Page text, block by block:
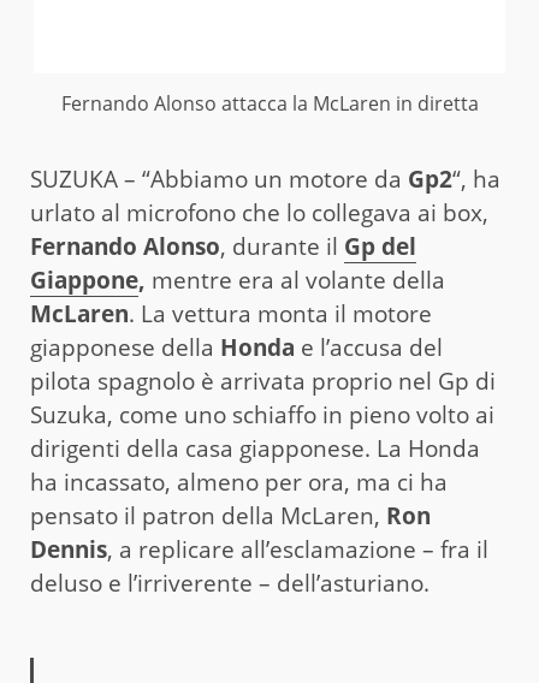
Fernando Alonso attacca la McLaren in diretta
SUZUKA – “Abbiamo un motore da Gp2“, ha
urlato al microfono che lo collegava ai box,
Fernando Alonso, durante il Gp del
Giappone, mentre era al volante della
McLaren. La vettura monta il motore
giapponese della Honda e l’accusa del
pilota spagnolo è arrivata proprio nel Gp di
Suzuka, come uno schiaffo in pieno volto ai
dirigenti della casa giapponese. La Honda
ha incassato, almeno per ora, ma ci ha
pensato il patron della McLaren, Ron
Dennis, a replicare all’esclamazione – fra il
deluso e l’irriverente – dell’asturiano.